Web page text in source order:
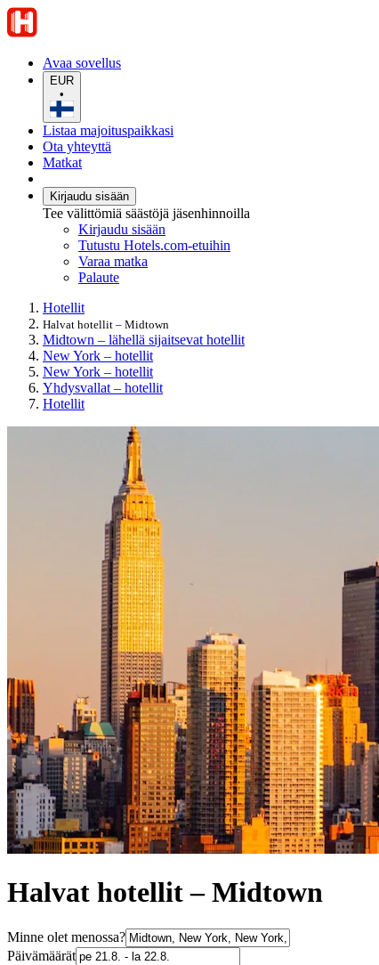
Avaa sovellus
EUR
•
Listaa majoituspaikkasi
Ota yhteyttä
Matkat
Kirjaudu sisään
Tee välittömiä säästöjä jäsenhinnoilla
Kirjaudu sisään
Tutustu Hotels.com-etuihin
Varaa matka
Palaute
Hotellit
Halvat hotellit – Midtown
Midtown – lähellä sijaitsevat hotellit
New York – hotellit
New York – hotellit
Yhdysvallat – hotellit
Hotellit
Halvat hotellit – Midtown
Minne olet menossa?
Päivämäärät